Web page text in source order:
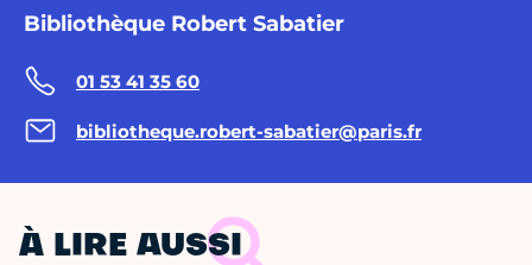
Bibliothèque Robert Sabatier
01 53 41 35 60
bibliotheque.robert-sabatier@paris.fr
À LIRE AUSSI